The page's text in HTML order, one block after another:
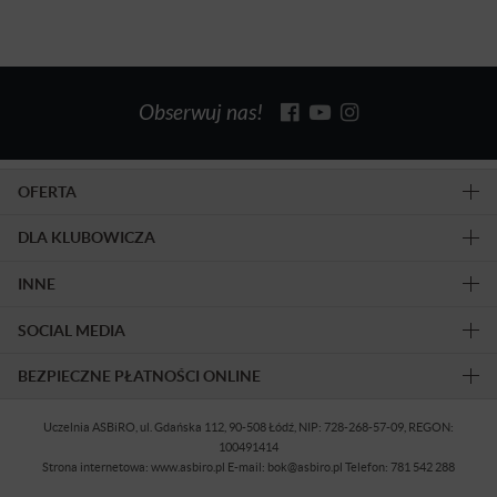
Obserwuj nas!
OFERTA
DLA KLUBOWICZA
INNE
SOCIAL MEDIA
BEZPIECZNE PŁATNOŚCI ONLINE
Uczelnia ASBiRO, ul. Gdańska 112, 90-508 Łódź, NIP: 728-268-57-09, REGON:
100491414
Strona internetowa: www.asbiro.pl E-mail: bok@asbiro.pl Telefon: 781 542 288